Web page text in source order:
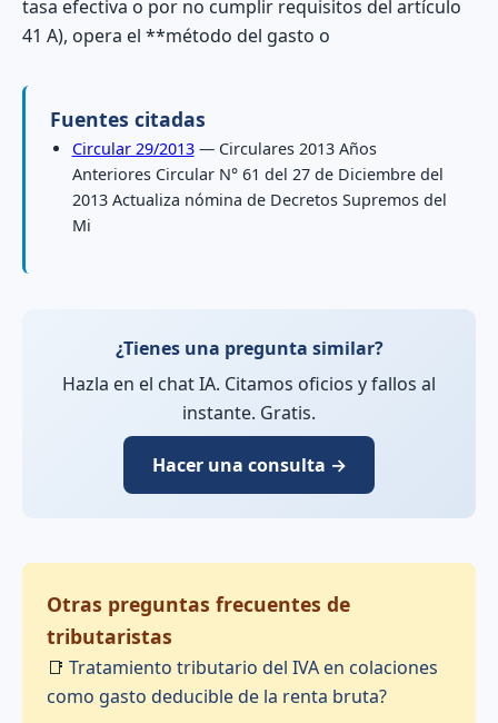
tasa efectiva o por no cumplir requisitos del artículo
41 A), opera el **método del gasto o
Fuentes citadas
Circular 29/2013— Circulares 2013 Años
Anteriores Circular N° 61 del 27 de Diciembre del
2013 Actualiza nómina de Decretos Supremos del
Mi
¿Tienes una pregunta similar?
Hazla en el chat IA. Citamos oficios y fallos al
instante. Gratis.
Hacer una consulta →
Otras preguntas frecuentes de
tributaristas
📑Tratamiento tributario del IVA en colaciones
como gasto deducible de la renta bruta?